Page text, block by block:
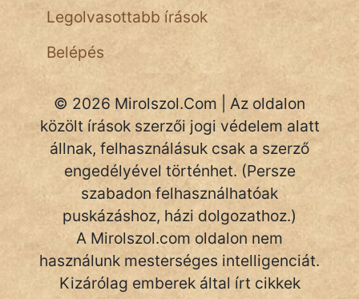
pszichopati
szegény legény
Hoffer Botond
szemfüles
Legolvasottabb írások
Belépés
© 2026 Mirolszol.Com | Az oldalon
közölt írások szerzői jogi védelem alatt
állnak, felhasználásuk csak a szerző
engedélyével történhet. (Persze
szabadon felhasználhatóak
puskázáshoz, házi dolgozathoz.)
A Mirolszol.com oldalon nem
használunk mesterséges intelligenciát.
Kizárólag emberek által írt cikkek